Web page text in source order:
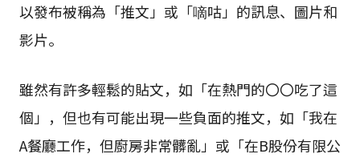
以發布被稱為「推文」或「嘀咕」的訊息、圖片和
影片。
雖然有許多輕鬆的貼文，如「在熱門的〇〇吃了這
個」，但也有可能出現一些負面的推文，如「我在
A餐廳工作，但廚房非常髒亂」或「在B股份有限公